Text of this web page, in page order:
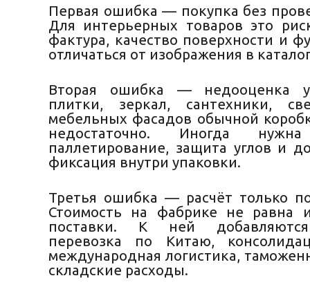
Первая ошибка — покупка без
Для интерьерных товаров это
фактура, качество поверхности и
отличаться от изображения в
Вторая ошибка — недооценка
плитки, зеркал, сантехники,
мебельных фасадов обычной
недостаточно. Иногда
паллетирование, защита углов и
фиксация внутри упаковки.
Третья ошибка — расчёт только
Стоимость на фабрике не равна
поставки. К ней добавляются
перевозка по Китаю,
международная логистика,
складские расходы.